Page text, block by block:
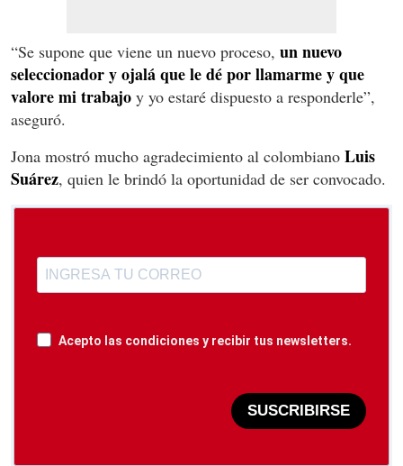
“Se supone que viene un nuevo proceso, un nuevo
seleccionador y ojalá que le dé por llamarme y que
valore mi trabajo y yo estaré dispuesto a responderle”,
aseguró.
Jona mostró mucho agradecimiento al colombiano Luis
Suárez, quien le brindó la oportunidad de ser convocado.
Acepto las condiciones y recibir tus newsletters.
SUSCRIBIRSE